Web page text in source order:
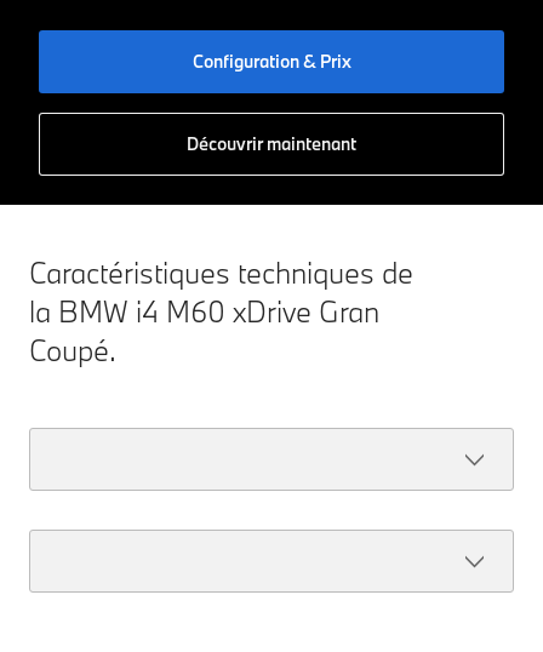
Configuration & Prix
Découvrir maintenant
Caractéristiques techniques de
la BMW i4 M60 xDrive Gran
Coupé.